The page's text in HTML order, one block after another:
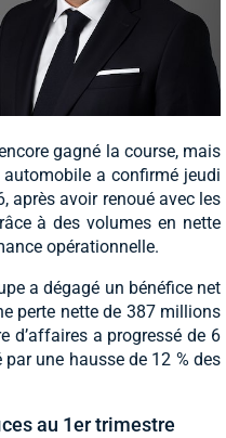
gagné la course, mais
a confirmé jeudi
après avoir renoué avec les
à des volumes en nette
opérationnelle.
a dégagé un bénéfice net
perte nette de 387 millions
d’affaires a progressé de 6
par une hausse de 12 % des
au 1er trimestre